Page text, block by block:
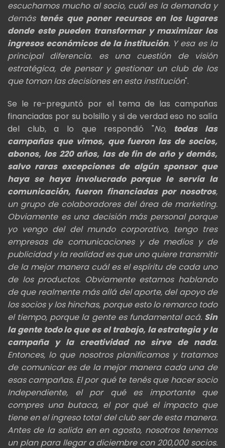
escuchamos mucho al socio, cuál es la demanda y
demás tenés que poner recursos en los lugares
donde este pueden transformar y maximizar los
ingresos económicos de la institución. Y esa es la
principal diferencia. es una cuestión de visión
estratégica, de pensar y gestionar un club de los
que toman las decisiones en esta institución".
Se le re-preguntó por el tema de las campañas
financiadas por su bolsillo y si de verdad eso no salía
del club, a lo que respondió "No, todas las
campañas que vimos, que fueron las de socios,
abonos, los 220 años, las de fin de año y demás,
salvo raras excepciones de algún sponsor que
haya se haya involucrado porque le servía la
comunicación, fueron financiadas por nosotros,
un grupo de colaboradores del área de marketing.
Obviamente es una decisión más personal porque
yo vengo del del mundo corporativo, tengo tres
empresas de comunicaciones y de medios y de
publicidad y la realidad es que uno quiere transmitir
de la mejor manera cuál es el espíritu de cada uno
de los productos. Obviamente estamos hablando
de que realmente más allá del aporte, del apoyo de
los socios y los hinchas, porque esto lo remarco todo
el tiempo, porque la gente es fundamental acá. Sin
la gente todo lo que es el trabajo, la estrategia y la
campaña y la creatividad no sirve de nada.
Entonces, lo que nosotros planificamos y tratamos
de comunicar es de la mejor manera cada una de
esas campañas. El por qué te tenés que hacer socio
Independiente, el por qué es importante que
compres una butaca, el por qué el impacto que
tiene en el ingreso total del clubser de esta manera.
Antes de la salida en en agosto, nosotros tenemos
un plan para llegar a diciembre con 200,000 socios.